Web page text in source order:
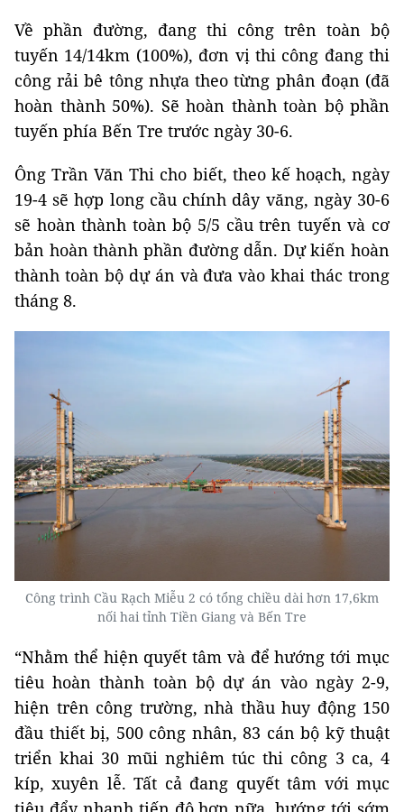
Về phần đường, đang thi công trên toàn bộ
tuyến 14/14km (100%), đơn vị thi công đang thi
công rải bê tông nhựa theo từng phân đoạn (đã
hoàn thành 50%). Sẽ hoàn thành toàn bộ phần
tuyến phía Bến Tre trước ngày 30-6.
Ông Trần Văn Thi cho biết, theo kế hoạch, ngày
19-4 sẽ hợp long cầu chính dây văng, ngày 30-6
sẽ hoàn thành toàn bộ 5/5 cầu trên tuyến và cơ
bản hoàn thành phần đường dẫn. Dự kiến hoàn
thành toàn bộ dự án và đưa vào khai thác trong
tháng 8.
Công trình Cầu Rạch Miễu 2 có tổng chiều dài hơn 17,6km
nối hai tỉnh Tiền Giang và Bến Tre
“Nhằm thể hiện quyết tâm và để hướng tới mục
tiêu hoàn thành toàn bộ dự án vào ngày 2-9,
hiện trên công trường, nhà thầu huy động 150
đầu thiết bị, 500 công nhân, 83 cán bộ kỹ thuật
triển khai 30 mũi nghiêm túc thi công 3 ca, 4
kíp, xuyên lễ. Tất cả đang quyết tâm với mục